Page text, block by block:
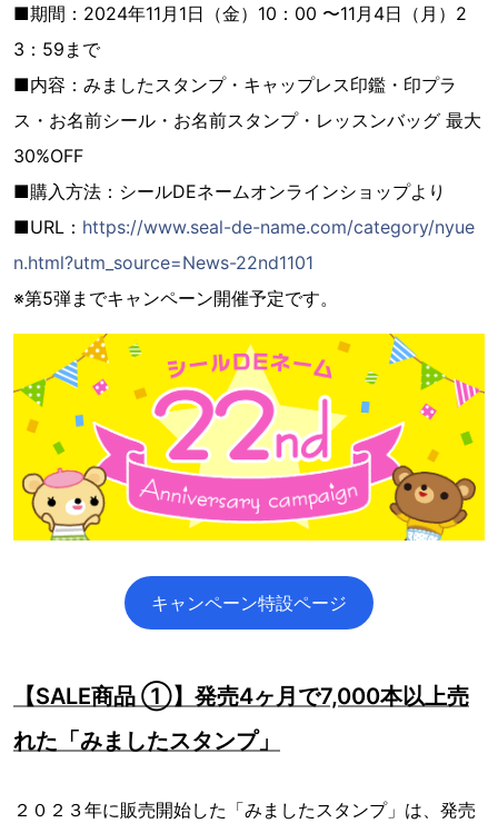
■期間：2024年11月1日（金）10：00 〜11月4日（月）2
3：59まで
■内容：みましたスタンプ・キャップレス印鑑・印プラ
ス・お名前シール・お名前スタンプ・レッスンバッグ 最大
30%OFF
■購入方法：シールDEネームオンラインショップより
■URL： https://www.seal-de-name.com/category/nyue
n.html?utm_source=News-22nd1101
※第5弾までキャンペーン開催予定です。
キャンペーン特設ページ
【SALE商品 ①】発売4ヶ月で7,000本以上売
れた「みましたスタンプ」
２０２３年に販売開始した「みましたスタンプ」は、発売